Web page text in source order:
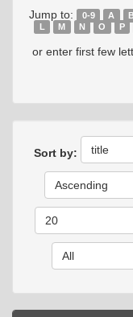
Jump to: 0-9 A
L
M N O P
or enter first few
Sort by: title
Ascending
20
All